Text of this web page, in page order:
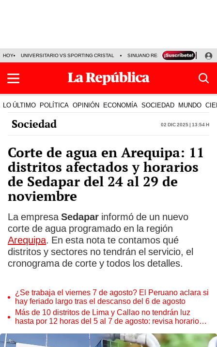
HOY UNIVERSITARIO VS SPORTING CRISTAL SINUANO RESULTADOS HOY
LO ÚLTIMO POLÍTICA OPINIÓN ECONOMÍA SOCIEDAD MUNDO
Sociedad 02 Dic 2025 | 13:54 h
Corte de agua en Arequipa: 11
distritos afectados y horarios
de Sedapar del 24 al 29 de
noviembre
La empresa Sedapar informó de un nuevo
corte de agua programado en la región
Arequipa. En esta nota te contamos qué
distritos y sectores no tendrán el servicio, el
cronograma de corte y todos los detalles.
¿Se trabaja el viernes 7 de agosto? El Peruano aclara si
hay feriado largo tras el descanso del 6 de agosto
Más de 10 distritos de Lima y Callao no tendrán luz
hasta por 12 horas del 5 al 7 de agosto: revisa horarios y